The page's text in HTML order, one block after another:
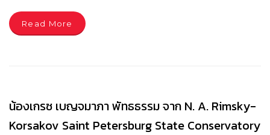
Read More
น้องเกรซ เบญจมาภา พัทธธรรม จาก N. A. Rimsky-
Korsakov Saint Petersburg State Conservatory